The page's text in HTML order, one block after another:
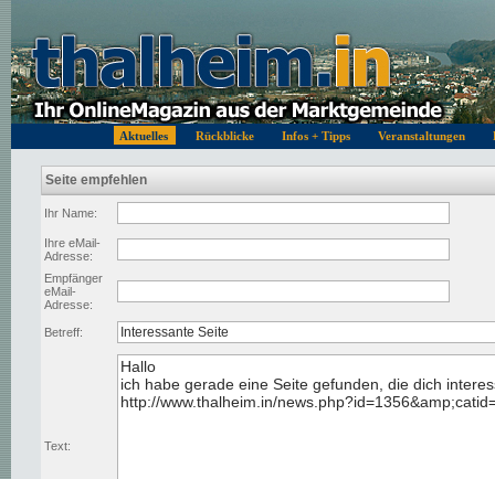
Aktuelles Rückblicke Infos + Tipps Veranstaltungen
Seite empfehlen
Ihr Name:
Ihre eMail-
Adresse:
Empfänger
eMail-
Adresse:
Betreff:
Text: